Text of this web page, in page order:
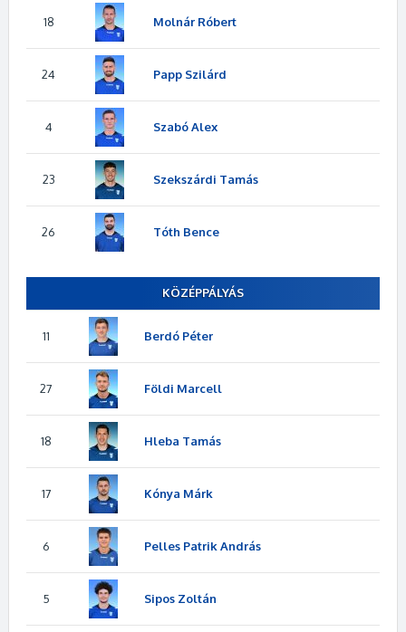
18 Molnár Róbert
24 Papp Szilárd
4 Szabó Alex
23 Szekszárdi Tamás
26 Tóth Bence
KÖZÉPPÁLYÁS
11 Berdó Péter
27 Földi Marcell
18 Hleba Tamás
17 Kónya Márk
6 Pelles Patrik András
5 Sipos Zoltán